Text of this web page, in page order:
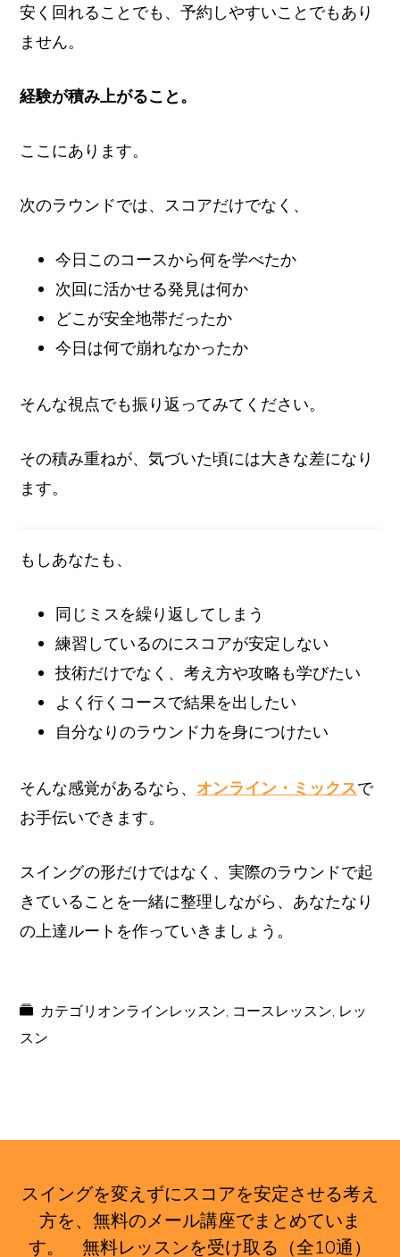
安く回れることでも、予約しやすいことでもあり
ません。
経験が積み上がること。
ここにあります。
次のラウンドでは、スコアだけでなく、
今日このコースから何を学べたか
次回に活かせる発見は何か
どこが安全地帯だったか
今日は何で崩れなかったか
そんな視点でも振り返ってみてください。
その積み重ねが、気づいた頃には大きな差になり
ます。
もしあなたも、
同じミスを繰り返してしまう
練習しているのにスコアが安定しない
技術だけでなく、考え方や攻略も学びたい
よく行くコースで結果を出したい
自分なりのラウンド力を身につけたい
そんな感覚があるなら、 オンライン・ミックスで
お手伝いできます。
スイングの形だけではなく、実際のラウンドで起
きていることを一緒に整理しながら、あなたなり
の上達ルートを作っていきましょう。
カテゴリ オンラインレッスン コースレッスン レッ
スン
スイングを変えずにスコアを安定させる考え
方を、無料のメール講座でまとめていま
す。 無料レッスンを受け取る（全10通）